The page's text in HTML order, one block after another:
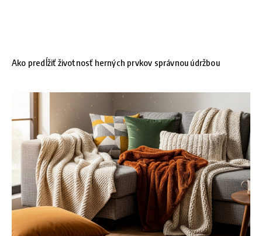
Ako predĺžiť životnosť herných prvkov správnou údržbou